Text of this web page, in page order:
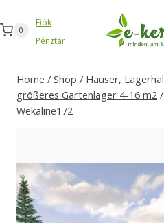
Inhalt
springen
0
Fiók
Pénztár
Home / Shop / Häuser,
größeres Gartenlager 4-16 m2 /
Wekaline172